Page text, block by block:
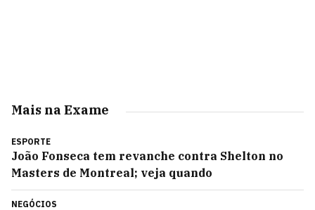
Mais na Exame
ESPORTE
João Fonseca tem revanche contra Shelton no
Masters de Montreal; veja quando
NEGÓCIOS